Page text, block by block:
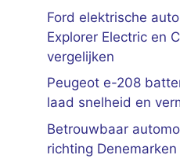
Ford elektrische
Explorer Electric en
vergelijken
Peugeot e-208
laad snelheid en
Betrouwbaar
richting Denemarken